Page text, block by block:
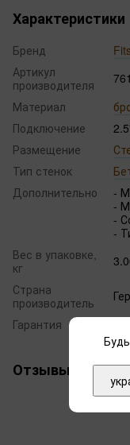
Характеристики
Бренд
Артикул
производителя
Материал
Подключение
Размещение
Тип стенок
Дополнительно
-
-
-
-
Вес в упаковке,
кг
Страна
производитель
Гарантия
Отзывы